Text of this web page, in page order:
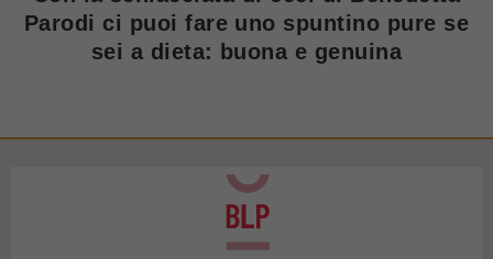
Parodi ci puoi fare uno spuntino pure se
sei a dieta: buona e genuina